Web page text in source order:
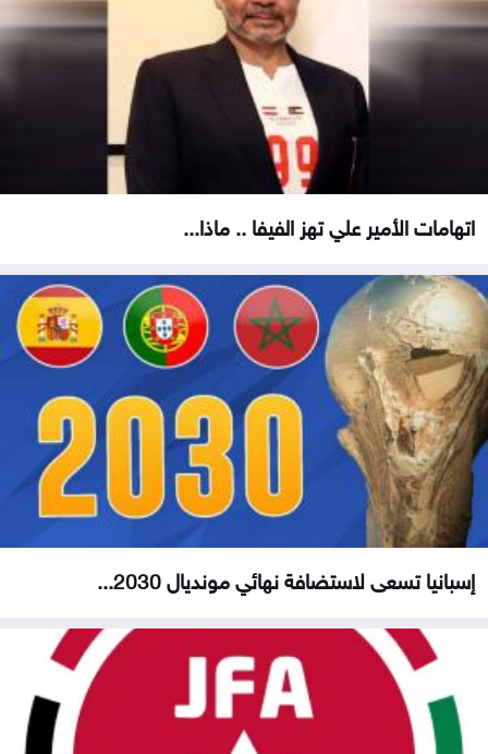
اتهامات الأمير علي تهز الفيفا .. ماذا...
إسبانيا تسعى لاستضافة نهائي مونديال 2030...